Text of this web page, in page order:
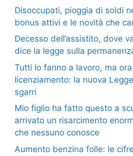
Disoccupati, pioggia di soldi
bonus attivi e le novità che
Decesso dell’assistito, dove
dice la legge sulla
Tutti lo fanno a lavoro, ma
licenziamento: la nuova
sgarri
Mio figlio ha fatto questo a
arrivato un risarcimento
che nessuno conosce
Aumento benzina folle: le